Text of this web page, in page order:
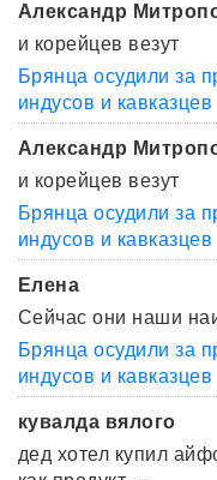
Александр
и корейцев везут
Брянца осудили за
индусов и кавказцев
Александр
и корейцев везут
Брянца осудили за
индусов и кавказцев
Елена
Сейчас они наши
Брянца осудили за
индусов и кавказцев
кувалда вялого
дед хотел купил